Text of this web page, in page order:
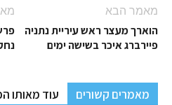
מאמר הבא
הוארך מעצר ראש עיריית נתניה
פיירברג איכר בשישה ימים
מאמרים קשורים עוד מאותו